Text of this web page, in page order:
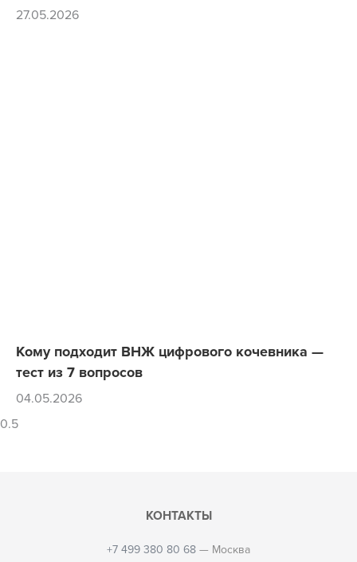
27.05.2026
Кому подходит ВНЖ цифрового кочевника —
тест из 7 вопросов
04.05.2026
КОНТАКТЫ
+7 499 380 80 68 — Москва